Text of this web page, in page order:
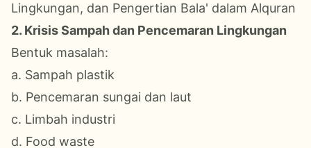
Lingkungan, dan Pengertian Bala' dalam Alquran
2. Krisis Sampah dan Pencemaran Lingkungan
Bentuk masalah:
a. Sampah plastik
b. Pencemaran sungai dan laut
c. Limbah industri
d. Food waste